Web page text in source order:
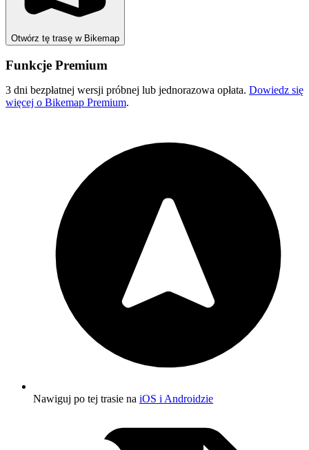
Otwórz tę trasę w Bikemap
Funkcje Premium
3 dni bezpłatnej wersji próbnej lub jednorazowa opłata. Dowiedz się
więcej o Bikemap Premium.
Nawiguj po tej trasie na iOS i Androidzie